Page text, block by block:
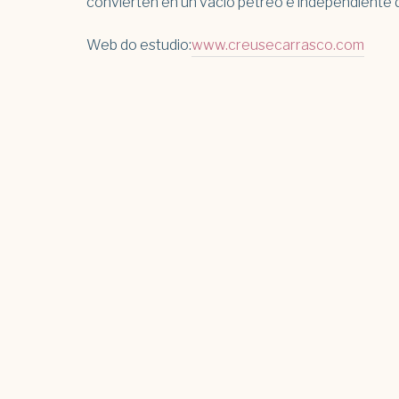
Web do estudio:www.creusecarrasco.com